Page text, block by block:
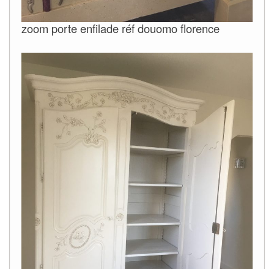
zoom porte enfilade réf douomo florence